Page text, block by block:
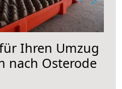
Ihren Umzug
nach Osterode